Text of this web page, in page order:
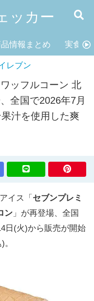
ッカー
情報まとめ 実食レ
レブン
ッフルコーン 北
全国で2026年7月
汁を使用した爽
イス「 セブンプレミ
ン 」が再登場、全国
日(火)から販売が開始